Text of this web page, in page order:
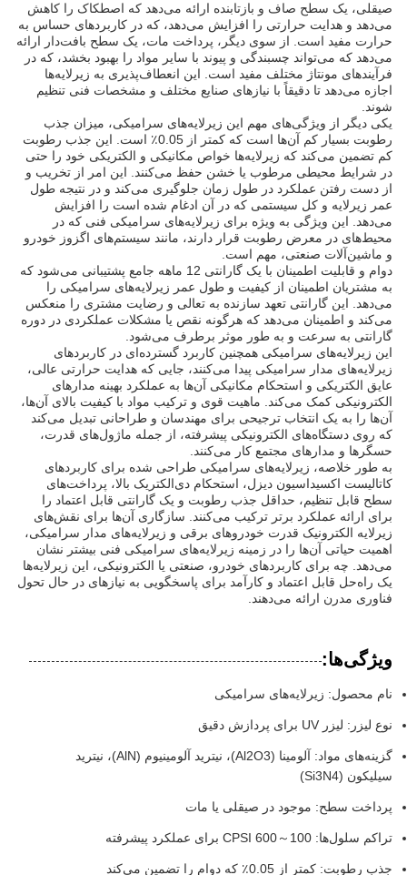
صیقلی، یک سطح صاف و بازتابنده ارائه می‌دهد که اصطکاک را کاهش
می‌دهد و هدایت حرارتی را افزایش می‌دهد، که در کاربردهای حساس به
حرارت مفید است. از سوی دیگر، پرداخت مات، یک سطح بافت‌دار ارائه
می‌دهد که می‌تواند چسبندگی و پیوند با سایر مواد را بهبود بخشد، که در
فرآیندهای مونتاژ مختلف مفید است. این انعطاف‌پذیری به زیرلایه‌ها
اجازه می‌دهد تا دقیقاً با نیازهای صنایع مختلف و مشخصات فنی تنظیم
شوند.
یکی دیگر از ویژگی‌های مهم این زیرلایه‌های سرامیکی، میزان جذب
رطوبت بسیار کم آن‌ها است که کمتر از 0.05٪ است. این جذب رطوبت
کم تضمین می‌کند که زیرلایه‌ها خواص مکانیکی و الکتریکی خود را حتی
در شرایط محیطی مرطوب یا خشن حفظ می‌کنند. این امر از تخریب و
از دست رفتن عملکرد در طول زمان جلوگیری می‌کند و در نتیجه طول
عمر زیرلایه و کل سیستمی که در آن ادغام شده است را افزایش
می‌دهد. این ویژگی به ویژه برای زیرلایه‌های سرامیکی فنی که در
محیط‌های در معرض رطوبت قرار دارند، مانند سیستم‌های اگزوز خودرو
و ماشین‌آلات صنعتی، مهم است.
دوام و قابلیت اطمینان با یک گارانتی 12 ماهه جامع پشتیبانی می‌شود که
به مشتریان اطمینان از کیفیت و طول عمر زیرلایه‌های سرامیکی را
می‌دهد. این گارانتی تعهد سازنده به تعالی و رضایت مشتری را منعکس
می‌کند و اطمینان می‌دهد که هرگونه نقص یا مشکلات عملکردی در دوره
گارانتی به سرعت و به طور موثر برطرف می‌شود.
این زیرلایه‌های سرامیکی همچنین کاربرد گسترده‌ای در کاربردهای
زیرلایه‌های مدار سرامیکی پیدا می‌کنند، جایی که هدایت حرارتی عالی،
عایق الکتریکی و استحکام مکانیکی آن‌ها به عملکرد بهینه مدارهای
الکترونیکی کمک می‌کند. ماهیت قوی و ترکیب مواد با کیفیت بالای آن‌ها،
آن‌ها را به یک انتخاب ترجیحی برای مهندسان و طراحانی تبدیل می‌کند
که روی دستگاه‌های الکترونیکی پیشرفته، از جمله ماژول‌های قدرت،
حسگرها و مدارهای مجتمع کار می‌کنند.
به طور خلاصه، زیرلایه‌های سرامیکی طراحی شده برای کاربردهای
کاتالیست اکسیداسیون دیزل، استحکام دی‌الکتریک بالا، پرداخت‌های
سطح قابل تنظیم، حداقل جذب رطوبت و یک گارانتی قابل اعتماد را
برای ارائه عملکرد برتر ترکیب می‌کنند. سازگاری آن‌ها برای نقش‌های
زیرلایه الکترونیک قدرت خودروهای برقی و زیرلایه‌های مدار سرامیکی،
اهمیت حیاتی آن‌ها را در زمینه زیرلایه‌های سرامیکی فنی بیشتر نشان
می‌دهد. چه برای کاربردهای خودرو، صنعتی یا الکترونیکی، این زیرلایه‌ها
یک راه‌حل قابل اعتماد و کارآمد برای پاسخگویی به نیازهای در حال تحول
فناوری مدرن ارائه می‌دهند.
ویژگی‌ها:
نام محصول: زیرلایه‌های سرامیکی
نوع لیزر: لیزر UV برای پردازش دقیق
گزینه‌های مواد: آلومینا (Al2O3)، نیترید آلومینیوم (AlN)، نیترید
سیلیکون (Si3N4)
پرداخت سطح: موجود در صیقلی یا مات
تراکم سلول‌ها: 100～600 CPSI برای عملکرد پیشرفته
جذب رطوبت: کمتر از 0.05٪ که دوام را تضمین می‌کند